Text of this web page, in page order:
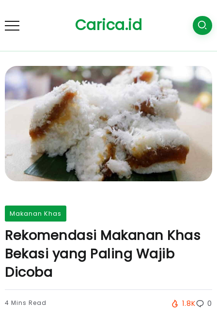
Carica.id
Makanan Khas
Rekomendasi Makanan Khas
Bekasi yang Paling Wajib
Dicoba
4 Mins Read 1.8K 0